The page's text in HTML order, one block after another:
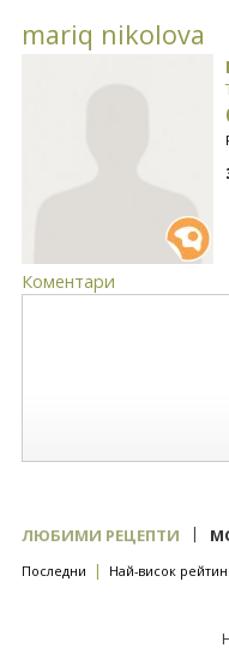
mariq nikolova
Коментари
ЛЮБИМИ РЕЦЕПТИ |
Последни | Най-висок